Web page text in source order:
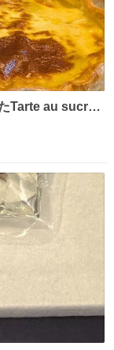
Tarte au sucre
っぷり振りか
溶けた砂糖はね
見えてナポレオ